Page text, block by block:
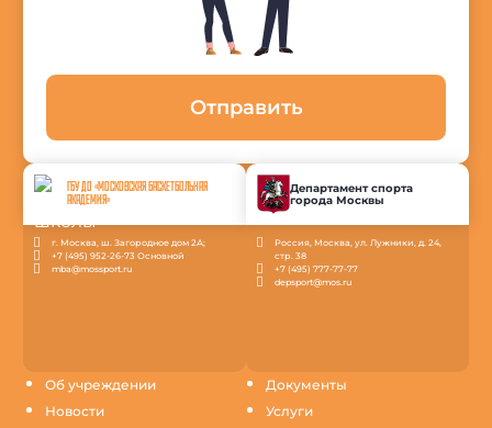
Об учреждении
Новости
Документы
Услуги
Отправить
ГБУ ДО «МОСКОВСКАЯ БАСКЕТБОЛЬНАЯ
АКАДЕМИЯ»
г. Москва, ш. Загородное дом 2А;
+7 (495) 952-26-73 Основной
mba@mossport.ru
Департамент спорта
города Москвы
Россия, Москва, ул. Лужники, д. 24,
стр. 38
+7 (495) 777-77-77
depsport@mos.ru